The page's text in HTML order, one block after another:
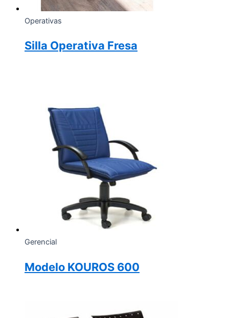
Operativas
Silla Operativa Fresa
Gerencial
Modelo KOUROS 600